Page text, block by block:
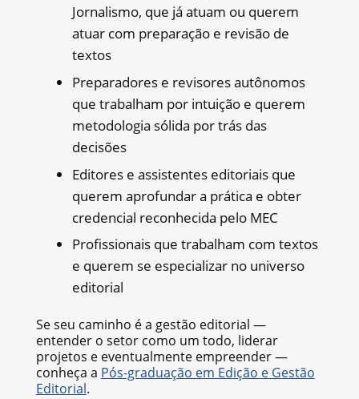
Jornalismo, que já atuam ou querem
atuar com preparação e revisão de
textos
Preparadores e revisores autônomos
que trabalham por intuição e querem
metodologia sólida por trás das
decisões
Editores e assistentes editoriais que
querem aprofundar a prática e obter
credencial reconhecida pelo MEC
Profissionais que trabalham com textos
e querem se especializar no universo
editorial
Se seu caminho é a gestão editorial —
entender o setor como um todo, liderar
projetos e eventualmente empreender —
conheça a Pós-graduação em Edição e Gestão
Editorial.